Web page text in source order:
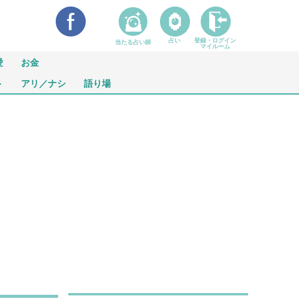
お金
アリ／ナシ 語り場
当たる占い師 占い
登録・ログイン
マイルーム